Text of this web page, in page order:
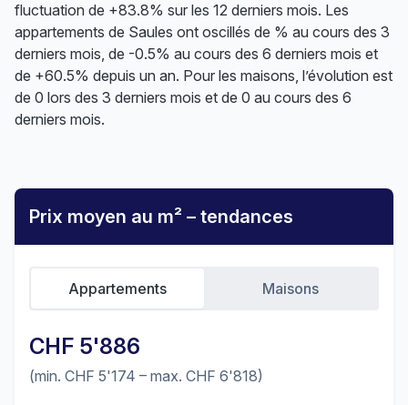
fluctuation de +83.8% sur les 12 derniers mois. Les
appartements de Saules ont oscillés de % au cours des 3
derniers mois, de -0.5% au cours des 6 derniers mois et
de +60.5% depuis un an. Pour les maisons, l’évolution est
de 0 lors des 3 derniers mois et de 0 au cours des 6
derniers mois.
Prix moyen au m² – tendances
CHF 5'886
(min. CHF 5'174 – max. CHF 6'818)
Appartements Maisons